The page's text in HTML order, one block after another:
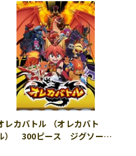
レカバトル （オレカバト
） 300ピース ジグソーパ